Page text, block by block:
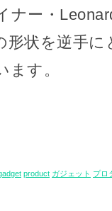
ナー・
形状を逆手
す。
product ガジェット プロ